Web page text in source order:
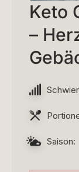
Keto
–
Saison: